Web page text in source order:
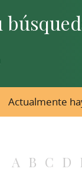
Actualmente
A B C D